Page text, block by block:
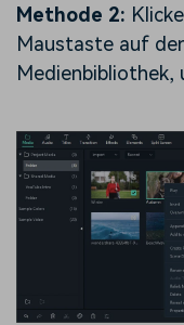
Methode 2:
Maustaste auf
Medienbibliothek,